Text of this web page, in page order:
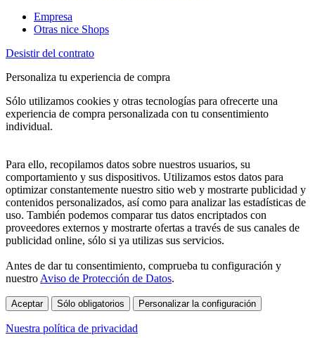
Empresa
Otras nice Shops
Desistir del contrato
Personaliza tu experiencia de compra
Sólo utilizamos cookies y otras tecnologías para ofrecerte una
experiencia de compra personalizada con tu consentimiento
individual.
Para ello, recopilamos datos sobre nuestros usuarios, su
comportamiento y sus dispositivos. Utilizamos estos datos para
optimizar constantemente nuestro sitio web y mostrarte publicidad y
contenidos personalizados, así como para analizar las estadísticas de
uso. También podemos comparar tus datos encriptados con
proveedores externos y mostrarte ofertas a través de sus canales de
publicidad online, sólo si ya utilizas sus servicios.
Antes de dar tu consentimiento, comprueba tu configuración y
nuestro Aviso de Protección de Datos.
Aceptar Sólo obligatorios Personalizar la configuración
Nuestra política de privacidad